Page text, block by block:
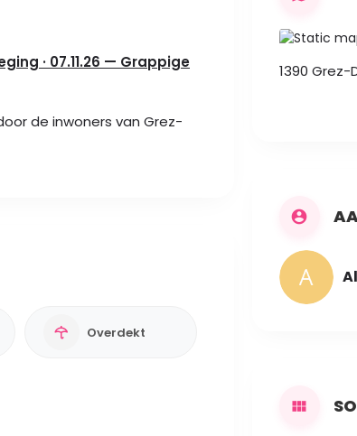
· 07.11.26 — Grappige
de inwoners van Grez-
Overdekt
1390 Grez-